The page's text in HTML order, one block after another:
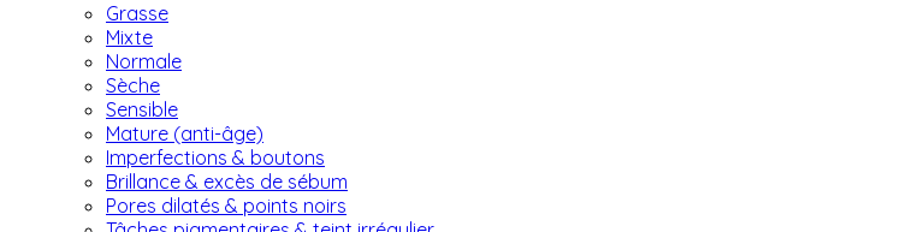
Grasse
Mixte
Normale
Sèche
Sensible
Mature (anti-âge)
Imperfections & boutons
Brillance & excès de sébum
Pores dilatés & points noirs